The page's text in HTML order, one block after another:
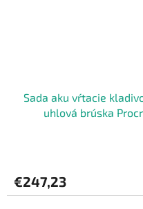
Sada aku vŕtacie
uhlová brúska
€247,23